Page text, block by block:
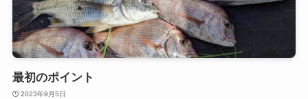
最初のポイント
2023年9月5日